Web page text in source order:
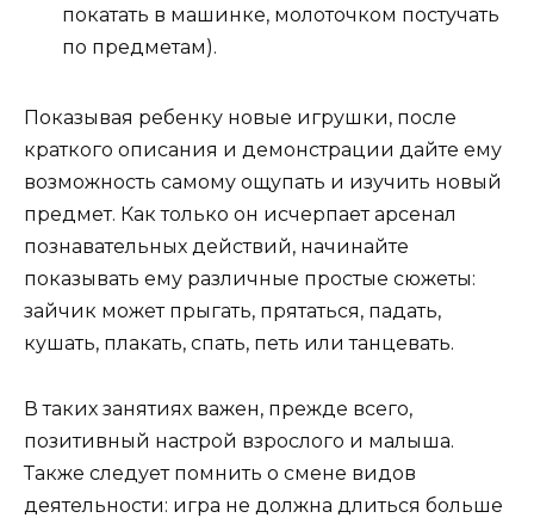
покатать в машинке, молоточком постучать
по предметам).
Показывая ребенку новые игрушки, после
краткого описания и демонстрации дайте ему
возможность самому ощупать и изучить новый
предмет. Как только он исчерпает арсенал
познавательных действий, начинайте
показывать ему различные простые сюжеты:
зайчик может прыгать, прятаться, падать,
кушать, плакать, спать, петь или танцевать.
В таких занятиях важен, прежде всего,
позитивный настрой взрослого и малыша.
Также следует помнить о смене видов
деятельности: игра не должна длиться больше